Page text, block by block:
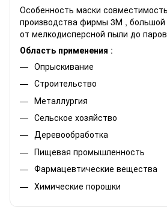
Особенность маски
производства фирмы 3М , большой
от мелкодисперсной пыли до
Область применения :
Опрыскивание
Строительство
Металлургия
Сельское хозяйство
Деревообработка
Пищевая промышленность
Фармацевтические вещества
Химические порошки